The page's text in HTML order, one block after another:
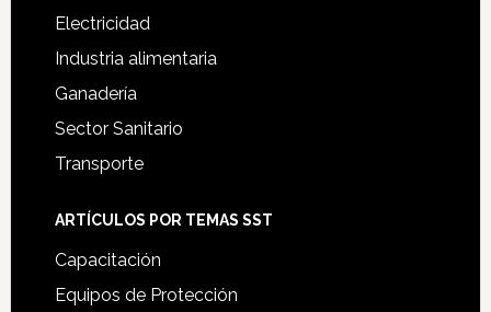
Electricidad
Industria alimentaria
Ganadería
Sector Sanitario
Transporte
ARTÍCULOS POR TEMAS SST
Capacitación
Equipos de Protección